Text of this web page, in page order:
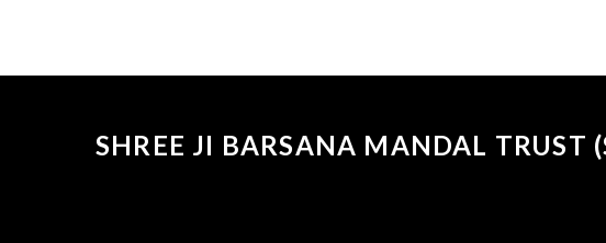
SHREE JI BARSANA MANDAL TRUST